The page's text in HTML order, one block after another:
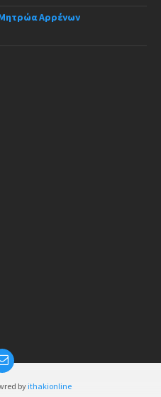
Αρρένων
by ithakionline